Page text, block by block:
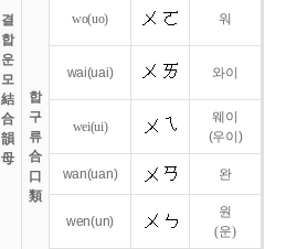
결
합
운
모
結
合
韻
母
합
구
류
合
口
類
wo(uo) 워
wai(uai) 와이
wei(ui)
웨이
(우이)
wan(uan) 완
wen(un)
원
(운)